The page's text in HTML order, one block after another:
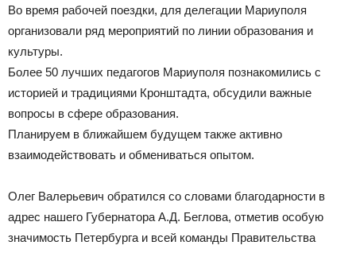
Во время рабочей поездки, для делегации Мариуполя
организовали ряд мероприятий по линии образования и
культуры.
Более 50 лучших педагогов Мариуполя познакомились с
историей и традициями Кронштадта, обсудили важные
вопросы в сфере образования.
Планируем в ближайшем будущем также активно
взаимодействовать и обмениваться опытом.
Олег Валерьевич обратился со словами благодарности в
адрес нашего Губернатора А.Д. Беглова, отметив особую
значимость Петербурга и всей команды Правительства